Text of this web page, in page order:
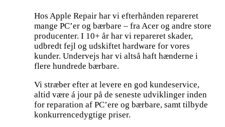
Hos Apple Repair har vi efterhånden repareret
mange PC’er og bærbare – fra Acer og andre store
producenter. I 10+ år har vi repareret skader,
udbredt fejl og udskiftet hardware for vores
kunder. Undervejs har vi altså haft hænderne i
flere hundrede bærbare.
Vi stræber efter at levere en god kundeservice,
altid være á jour på de seneste udviklinger inden
for reparation af PC’ere og bærbare, samt tilbyde
konkurrencedygtige priser.